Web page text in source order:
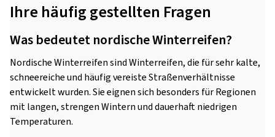
Ihre häufig gestellten Fragen
Was bedeutet nordische Winterreifen?
Nordische Winterreifen sind Winterreifen, die für sehr kalte,
schneereiche und häufig vereiste Straßenverhältnisse
entwickelt wurden. Sie eignen sich besonders für Regionen
mit langen, strengen Wintern und dauerhaft niedrigen
Temperaturen.